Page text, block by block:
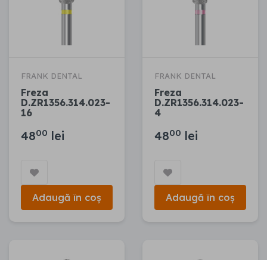
FRANK DENTAL
Freza
D.ZR1356.314.023-
16
4800 lei
Adaugă în coș
FRANK DENTAL
Freza
D.ZR1356.314.023-
4
4800 lei
Adaugă în coș